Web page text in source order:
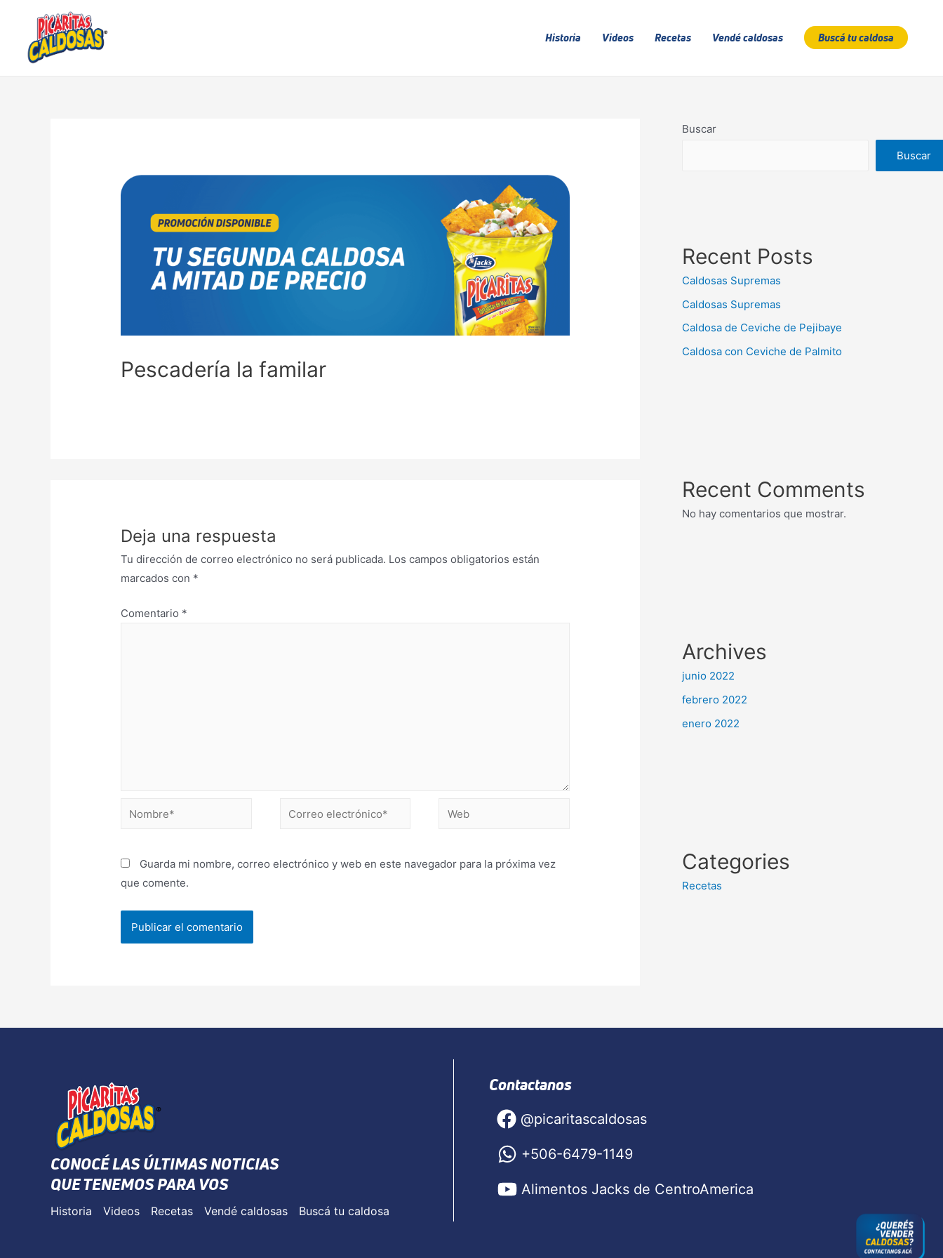
Historia Videos Recetas Vendé caldosas Buscá tu caldosa
Pescadería la familar
Deja una respuesta
Tu dirección de correo electrónico no será publicada. Los campos obligatorios están
marcados con *
Comentario *
Guarda mi nombre, correo electrónico y web en este navegador para la próxima vez
que comente.
Buscar
Buscar
Recent Posts
Caldosas Supremas
Caldosas Supremas
Caldosa de Ceviche de Pejibaye
Caldosa con Ceviche de Palmito
Recent Comments
No hay comentarios que mostrar.
Archives
junio 2022
febrero 2022
enero 2022
Categories
Recetas
CONOCÉ LAS ÚLTIMAS NOTICIAS
QUE TENEMOS PARA VOS
Historia Videos Recetas Vendé caldosas Buscá tu caldosa
Contactanos
@picaritascaldosas
+506-6479-1149
Alimentos Jacks de CentroAmerica